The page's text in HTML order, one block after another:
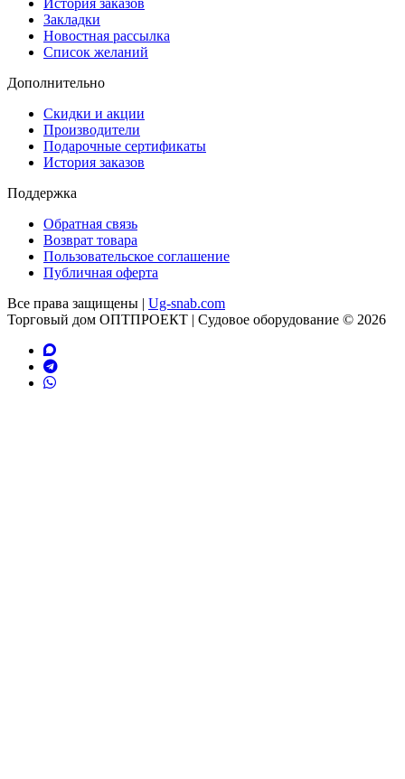
Закладки
Новостная рассылка
Список желаний
Дополнительно
Скидки и акции
Производители
Подарочные сертификаты
История заказов
Поддержка
Обратная связь
Возврат товара
Пользовательское соглашение
Публичная оферта
Все права защищены | Ug-snab.com
Торговый дом ОПТПРОЕКТ | Судовое оборудование © 2026